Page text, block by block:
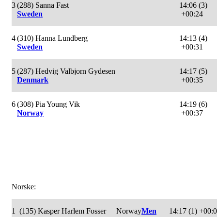
3(288) Sanna Fast
Sweden
14:06 (3)
+00:24
4(310) Hanna Lundberg
Sweden
14:13 (4)
+00:31
5(287) Hedvig Valbjorn Gydesen
Denmark
14:17 (5)
+00:35
6(308) Pia Young Vik
Norway
14:19 (6)
+00:37
Norske:
1 (135) Kasper Harlem Fosser NorwayMen 14:17 (1)